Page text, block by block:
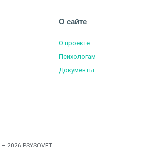
О сайте
О проекте
Психологам
Документы